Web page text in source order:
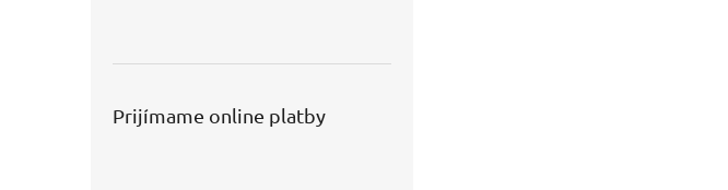
Prijímame online platby